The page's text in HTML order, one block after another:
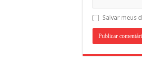
Salvar meus